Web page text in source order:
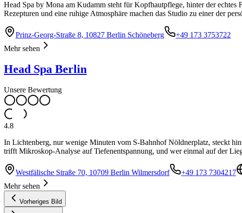
Head Spa by Mona am Kudamm steht für Kopfhautpflege, hinter der
Rezepturen und eine ruhige Atmosphäre machen das Studio zu einer der
Prinz-Georg-Straße 8, 10827 Berlin Schöneberg
+49 173 3753722
Mehr sehen
Head Spa Berlin
Unsere Bewertung
4.8
In Lichtenberg, nur wenige Minuten vom S-Bahnhof Nöldnerplatz, steckt
trifft Mikroskop-Analyse auf Tiefenentspannung, und wer einmal auf der
Westfälische Straße 70, 10709 Berlin Wilmersdorf +49 173 7304217
Mehr sehen
Vorheriges Bild